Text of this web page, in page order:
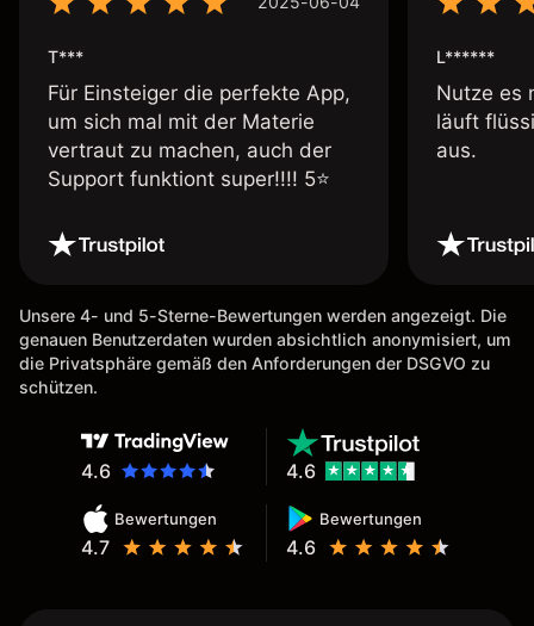
T***
Für Einsteiger die perfekte App,
um sich mal mit der Materie
vertraut zu machen, auch der
Support funktiont super!!!! 5⭐️
L******
Nutze es
läuft
aus.
Unsere 4- und 5-Sterne-Bewertungen werden angezeigt. Die
genauen Benutzerdaten wurden absichtlich anonymisiert, um
die Privatsphäre gemäß den Anforderungen der DSGVO zu
schützen.
4.6
Bewertungen
4.7
Bewertungen
4.6
4.6